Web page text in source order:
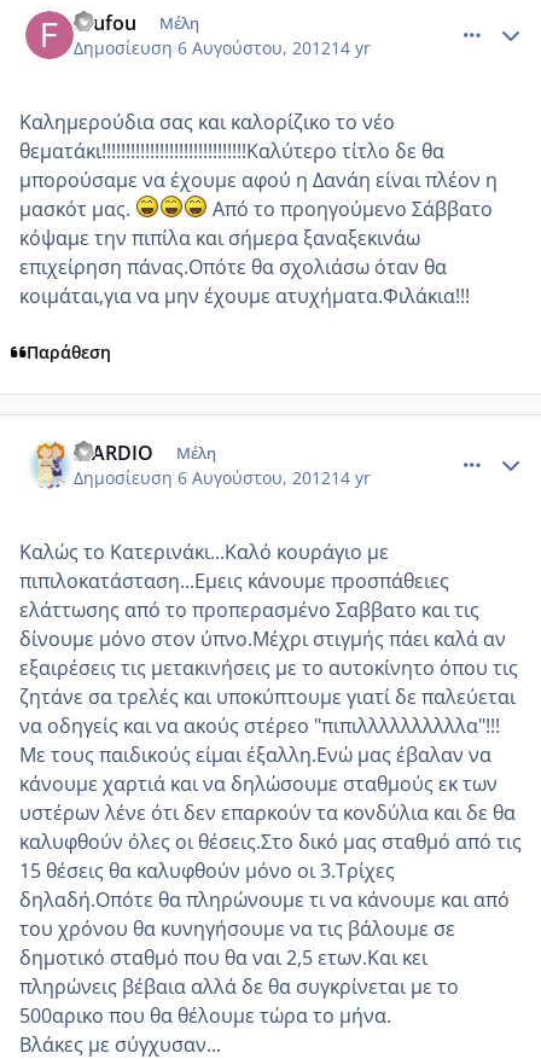
foufou Μέλη
Δημοσίευση 6 Αυγούστου, 201214 yr
Καλημερούδια σας και καλορίζικο το νέο
θεματάκι!!!!!!!!!!!!!!!!!!!!!!!!!!!!!!Καλύτερο τίτλο δε θα
μπορούσαμε να έχουμε αφού η Δανάη είναι πλέον η
μασκότ μας.
Από το προηγούμενο Σάββατο
κόψαμε την πιπίλα και σήμερα ξαναξεκινάω
επιχείρηση πάνας.Οπότε θα σχολιάσω όταν θα
κοιμάται,για να μην έχουμε ατυχήματα.Φιλάκια!!!
Παράθεση
MARDIO Μέλη
Δημοσίευση 6 Αυγούστου, 201214 yr
Καλώς το Κατερινάκι...Καλό κουράγιο με
πιπιλοκατάσταση...Εμεις κάνουμε προσπάθειες
ελάττωσης από το προπερασμένο Σαββατο και τις
δίνουμε μόνο στον ύπνο.Μέχρι στιγμής πάει καλά αν
εξαιρέσεις τις μετακινήσεις με το αυτοκίνητο όπου τις
ζητάνε σα τρελές και υποκύπτουμε γιατί δε παλεύεται
να οδηγείς και να ακούς στέρεο "πιπιλλλλλλλλλλα"!!!
Με τους παιδικούς είμαι έξαλλη.Ενώ μας έβαλαν να
κάνουμε χαρτιά και να δηλώσουμε σταθμούς εκ των
υστέρων λένε ότι δεν επαρκούν τα κονδύλια και δε θα
καλυφθούν όλες οι θέσεις.Στο δικό μας σταθμό από τις
15 θέσεις θα καλυφθούν μόνο οι 3.Τρίχες
δηλαδή.Οπότε θα πληρώνουμε τι να κάνουμε και από
του χρόνου θα κυνηγήσουμε να τις βάλουμε σε
δημοτικό σταθμό που θα ναι 2,5 ετων.Και κει
πληρώνεις βέβαια αλλά δε θα συγκρίνεται με το
500αρικο που θα θέλουμε τώρα το μήνα.
Βλάκες με σύγχυσαν...